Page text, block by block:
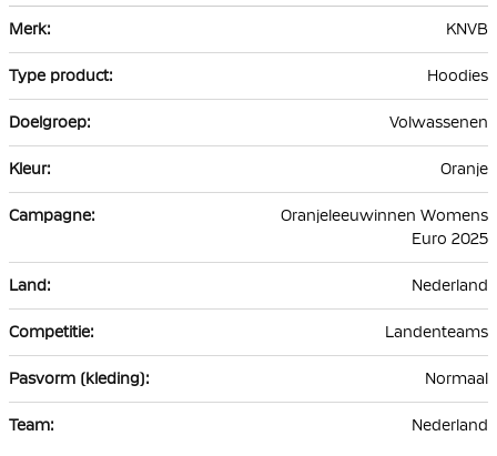
informatie
KNVB
Hoodies
Volwassenen
Oranje
Oranjeleeuwinnen Womens
Euro 2025
Nederland
Landenteams
Normaal
Nederland